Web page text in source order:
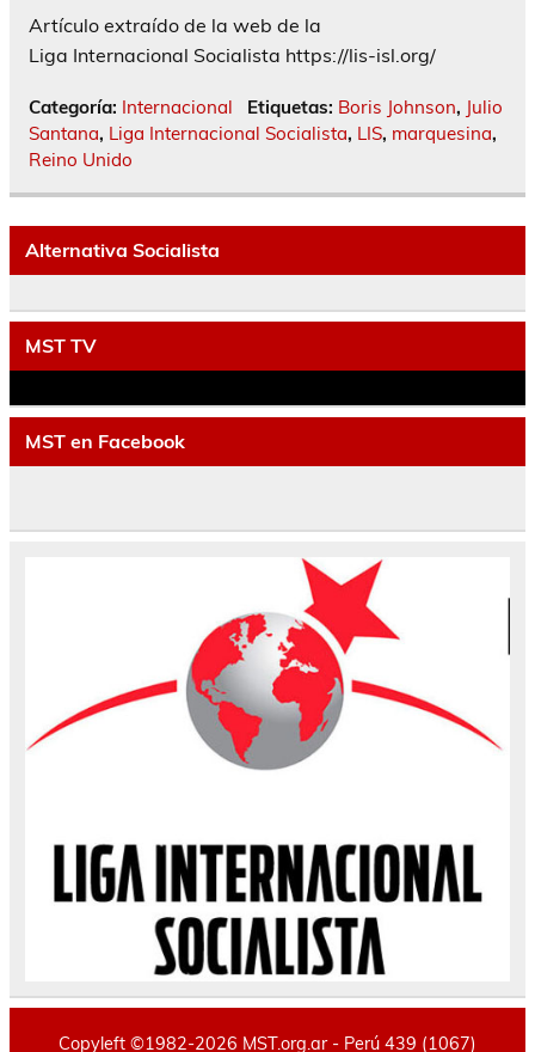
Artículo extraído de la web de la
Liga Internacional Socialista https://lis-isl.org/
Categoría: Internacional Etiquetas: Boris Johnson, Julio
Santana, Liga Internacional Socialista, LIS, marquesina,
Reino Unido
Alternativa Socialista
MST TV
MST en Facebook
Copyleft ©1982-2026 MST.org.ar - Perú 439 (1067)